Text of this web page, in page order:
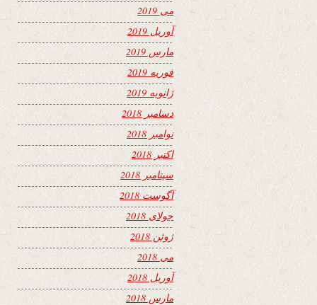
می 2019
آوریل 2019
مارس 2019
فوریه 2019
ژانویه 2019
دسامبر 2018
نوامبر 2018
اکتبر 2018
سپتامبر 2018
آگوست 2018
جولای 2018
ژوئن 2018
می 2018
آوریل 2018
مارس 2018